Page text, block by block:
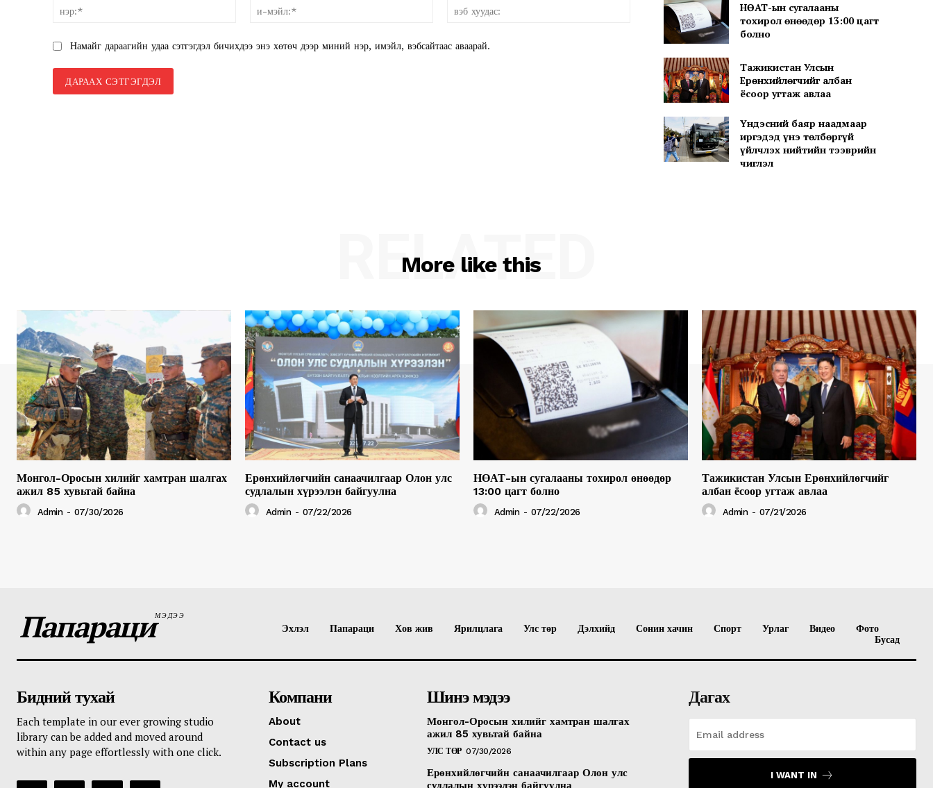
Намайг дараагийн удаа сэтгэгдэл бичихдээ энэ хөтөч дээр миний нэр, имэйл, вэбсайтаас аваарай.
НӨАТ-ын сугалааны
тохирол өнөөдөр 13:00 цагт
болно
Тажикистан Улсын
Ерөнхийлөгчийг албан
ёсоор угтаж авлаа
Үндэсний баяр наадмаар
иргэдэд үнэ төлбөргүй
үйлчлэх нийтийн тээврийн
чиглэл
More like this
RELATED
Монгол-Оросын хилийг хамтран шалгах
ажил 85 хувьтай байна
Admin - 07/30/2026
Ерөнхийлөгчийн санаачилгаар Олон улс
судлалын хүрээлэн байгуулна
Admin - 07/22/2026
НӨАТ-ын сугалааны тохирол өнөөдөр
13:00 цагт болно
Admin - 07/22/2026
Тажикистан Улсын Ерөнхийлөгчийг
албан ёсоор угтаж авлаа
Admin - 07/21/2026
ПапарациМЭДЭЭ
Эхлэл Папараци Хов жив Ярилцлага Улс төр Дэлхийд Сонин хачин Спорт Урлаг Видео
Фото
Бусад
Бидний тухай
Each template in our ever growing studio
library can be added and moved around
within any page effortlessly with one click.
Компани
About
Contact us
Subscription Plans
My account
Шинэ мэдээ
Монгол-Оросын хилийг хамтран шалгах
ажил 85 хувьтай байна
УЛС ТӨР 07/30/2026
Ерөнхийлөгчийн санаачилгаар Олон улс
судлалын хүрээлэн байгуулна
Дагах
I WANT IN